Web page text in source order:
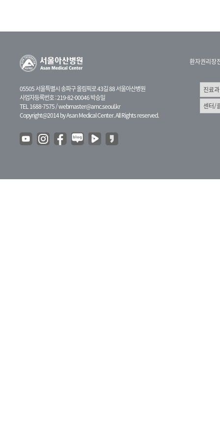
05505 서울특별시 송파구 올림픽로 43길 88 서울아산병원
사업자등록번호 : 219-82-00046 박승일
TEL 1688-7575 /webmaster@amc.seoul.kr
Copyright@2014 by Asan Medical Center. All Rights reserved.
환자권리장